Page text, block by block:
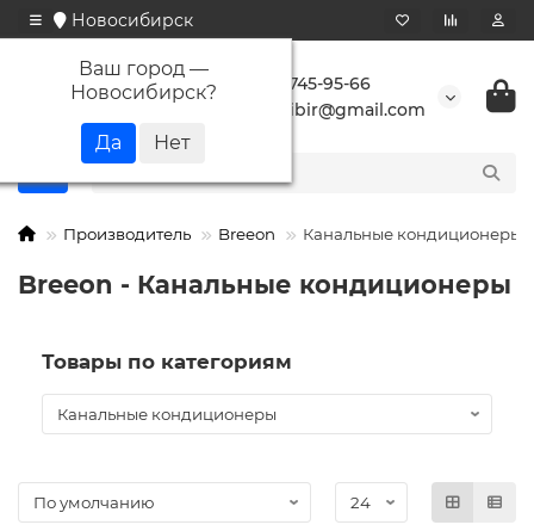
Новосибирск
Ваш город —
Новосибирск?
+7 923 745-95-66
buransibir@gmail.com
Производитель Breeon Канальные кондиционеры
Breeon - Канальные кондиционеры
Товары по категориям